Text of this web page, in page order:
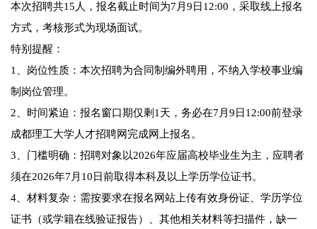
本次招聘共15人，报名截止时间为7月9日12:00，采取线上报名
方式，考核形式为现场面试。
特别提醒：
1、岗位性质：本次招聘为合同制编外聘用，不纳入学校事业编
制岗位管理。
2、时间紧迫：报名窗口期仅剩1天，务必在7月9日12:00前登录
成都理工大学人才招聘网完成网上报名。
3、门槛明确：招聘对象以2026年应届高校毕业生为主，应聘者
须在2026年7月10日前取得本科及以上学历学位证书。
4、材料复杂：需按要求在报名网站上传有效身份证、学历学位
证书（或学籍在线验证报告）、其他相关材料等扫描件，缺一